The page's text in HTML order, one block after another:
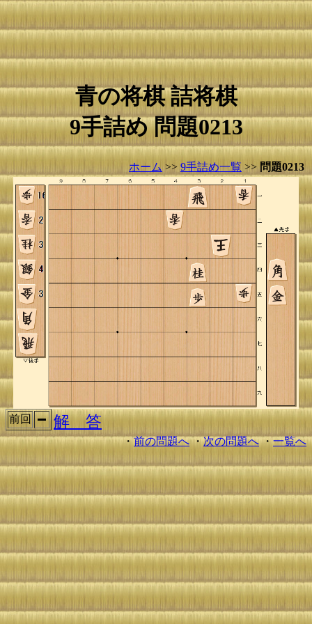
青の将棋 詰将棋
9手詰め 問題0213
ホーム >> 9手詰め一覧 >> 問題0213
前回 解 答
・前の問題へ・次の問題へ・一覧へ